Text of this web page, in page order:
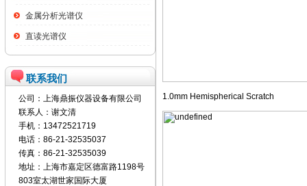
金属分析光谱仪
直读光谱仪
联系我们
公司：上海鼎振仪器设备有限公司
联系人：谢文清
手机：13472521719
电话：86-21-32535037
传真：86-21-32535039
地址：上海市嘉定区德富路1198号
803室太湖世家国际大厦
1.0mm Hemispherical Scratch